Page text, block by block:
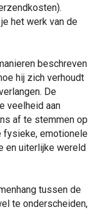
het werk van de
beschreven
hij zich verhoudt
De
veelheid aan
af te stemmen op
fysieke, emotionele
en uiterlijke wereld
tussen de
te onderscheiden,